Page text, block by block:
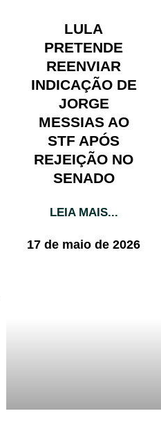
LULA
PRETENDE
REENVIAR
INDICAÇÃO DE
JORGE
MESSIAS AO
STF APÓS
REJEIÇÃO NO
SENADO
LEIA MAIS...
17 de maio de 2026